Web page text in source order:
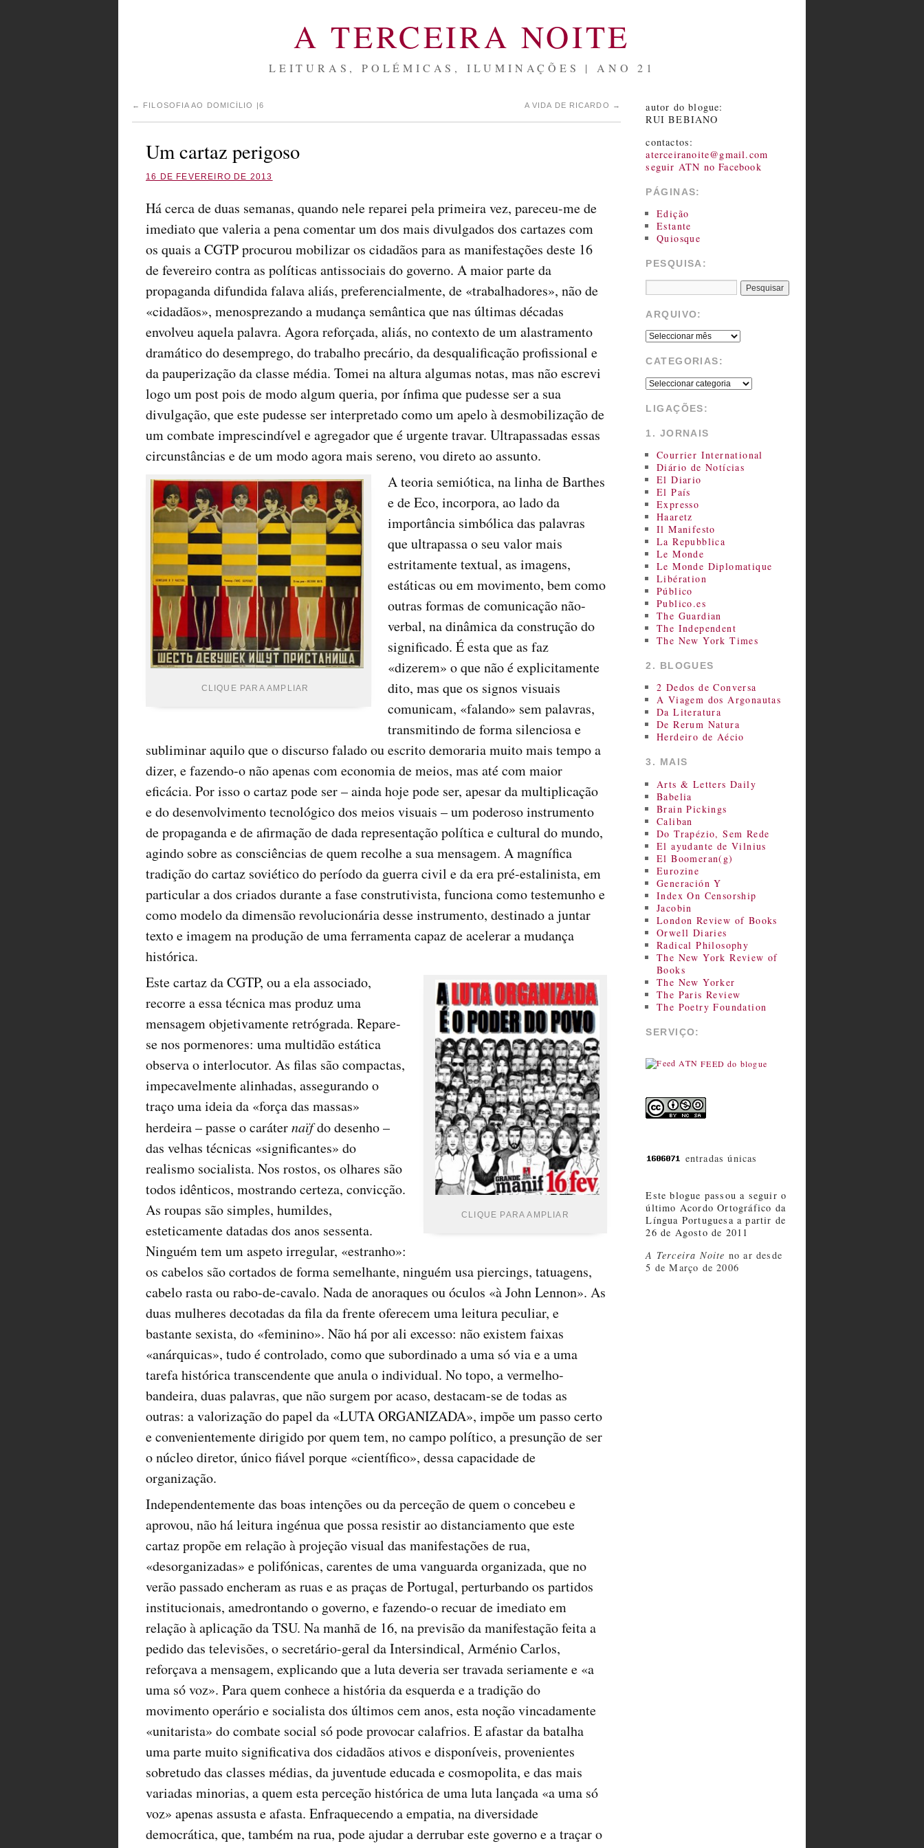
A TERCEIRA NOITE
LEITURAS, POLÉMICAS, ILUMINAÇÕES | ANO 21
← FILOSOFIA AO DOMICÍLIO |6 A VIDA DE RICARDO →
Um cartaz perigoso
16 DE FEVEREIRO DE 2013
Há cerca de duas semanas, quando nele reparei pela primeira vez, pareceu-me de
imediato que valeria a pena comentar um dos mais divulgados dos cartazes com
os quais a CGTP procurou mobilizar os cidadãos para as manifestações deste 16
de fevereiro contra as políticas antissociais do governo. A maior parte da
propaganda difundida falava aliás, preferencialmente, de «trabalhadores», não de
«cidadãos», menosprezando a mudança semântica que nas últimas décadas
envolveu aquela palavra. Agora reforçada, aliás, no contexto de um alastramento
dramático do desemprego, do trabalho precário, da desqualificação profissional e
da pauperização da classe média. Tomei na altura algumas notas, mas não escrevi
logo um post pois de modo algum queria, por ínfima que pudesse ser a sua
divulgação, que este pudesse ser interpretado como um apelo à desmobilização de
um combate imprescindível e agregador que é urgente travar. Ultrapassadas essas
circunstâncias e de um modo agora mais sereno, vou direto ao assunto.
CLIQUE PARA AMPLIAR
A teoria semiótica, na linha de Barthes
e de Eco, incorpora, ao lado da
importância simbólica das palavras
que ultrapassa o seu valor mais
estritamente textual, as imagens,
estáticas ou em movimento, bem como
outras formas de comunicação não-
verbal, na dinâmica da construção do
significado. É esta que as faz
«dizerem» o que não é explicitamente
dito, mas que os signos visuais
comunicam, «falando» sem palavras,
transmitindo de forma silenciosa e
subliminar aquilo que o discurso falado ou escrito demoraria muito mais tempo a
dizer, e fazendo-o não apenas com economia de meios, mas até com maior
eficácia. Por isso o cartaz pode ser – ainda hoje pode ser, apesar da multiplicação
e do desenvolvimento tecnológico dos meios visuais – um poderoso instrumento
de propaganda e de afirmação de dada representação política e cultural do mundo,
agindo sobre as consciências de quem recolhe a sua mensagem. A magnífica
tradição do cartaz soviético do período da guerra civil e da era pré-estalinista, em
particular a dos criados durante a fase construtivista, funciona como testemunho e
como modelo da dimensão revolucionária desse instrumento, destinado a juntar
texto e imagem na produção de uma ferramenta capaz de acelerar a mudança
histórica.
CLIQUE PARA AMPLIAR
Este cartaz da CGTP, ou a ela associado,
recorre a essa técnica mas produz uma
mensagem objetivamente retrógrada. Repare-
se nos pormenores: uma multidão estática
observa o interlocutor. As filas são compactas,
impecavelmente alinhadas, assegurando o
traço uma ideia da «força das massas»
herdeira – passe o caráternaïfdo desenho –
das velhas técnicas «significantes» do
realismo socialista. Nos rostos, os olhares são
todos idênticos, mostrando certeza, convicção.
As roupas são simples, humildes,
esteticamente datadas dos anos sessenta.
Ninguém tem um aspeto irregular, «estranho»:
os cabelos são cortados de forma semelhante, ninguém usa piercings, tatuagens,
cabelo rasta ou rabo-de-cavalo. Nada de anoraques ou óculos «à John Lennon». As
duas mulheres decotadas da fila da frente oferecem uma leitura peculiar, e
bastante sexista, do «feminino». Não há por ali excesso: não existem faixas
«anárquicas», tudo é controlado, como que subordinado a uma só via e a uma
tarefa histórica transcendente que anula o individual. No topo, a vermelho-
bandeira, duas palavras, que não surgem por acaso, destacam-se de todas as
outras: a valorização do papel da «LUTA ORGANIZADA», impõe um passo certo
e convenientemente dirigido por quem tem, no campo político, a presunção de ser
o núcleo diretor, único fiável porque «científico», dessa capacidade de
organização.
Independentemente das boas intenções ou da perceção de quem o concebeu e
aprovou, não há leitura ingénua que possa resistir ao distanciamento que este
cartaz propõe em relação à projeção visual das manifestações de rua,
«desorganizadas» e polifónicas, carentes de uma vanguarda organizada, que no
verão passado encheram as ruas e as praças de Portugal, perturbando os partidos
institucionais, amedrontando o governo, e fazendo-o recuar de imediato em
relação à aplicação da TSU. Na manhã de 16, na previsão da manifestação feita a
pedido das televisões, o secretário-geral da Intersindical, Arménio Carlos,
reforçava a mensagem, explicando que a luta deveria ser travada seriamente e «a
uma só voz». Para quem conhece a história da esquerda e a tradição do
movimento operário e socialista dos últimos cem anos, esta noção vincadamente
«unitarista» do combate social só pode provocar calafrios. E afastar da batalha
uma parte muito significativa dos cidadãos ativos e disponíveis, provenientes
sobretudo das classes médias, da juventude educada e cosmopolita, e das mais
variadas minorias, a quem esta perceção histórica de uma luta lançada «a uma só
voz» apenas assusta e afasta. Enfraquecendo a empatia, na diversidade
democrática, que, também na rua, pode ajudar a derrubar este governo e a traçar o
autor do blogue:
RUI BEBIANO
contactos:
aterceiranoite@gmail.com
seguir ATN no Facebook
PÁGINAS:
Edição
Estante
Quiosque
PESQUISA:
ARQUIVO:
CATEGORIAS:
LIGAÇÕES:
1. JORNAIS
Courrier International
Diário de Notícias
El Diario
El País
Expresso
Haaretz
Il Manifesto
La Repubblica
Le Monde
Le Monde Diplomatique
Libération
Público
Publico.es
The Guardian
The Independent
The New York Times
2. BLOGUES
2 Dedos de Conversa
A Viagem dos Argonautas
Da Literatura
De Rerum Natura
Herdeiro de Aécio
3. MAIS
Arts & Letters Daily
Babelia
Brain Pickings
Caliban
Do Trapézio, Sem Rede
El ayudante de Vilnius
El Boomeran(g)
Eurozine
Generación Y
Index On Censorship
Jacobin
London Review of Books
Orwell Diaries
Radical Philosophy
The New York Review of
Books
The New Yorker
The Paris Review
The Poetry Foundation
SERVIÇO:
FEED do blogue
entradas únicas
Este blogue passou a seguir o
último Acordo Ortográfico da
Língua Portuguesa a partir de
26 de Agosto de 2011
A Terceira Noite no ar desde
5 de Março de 2006